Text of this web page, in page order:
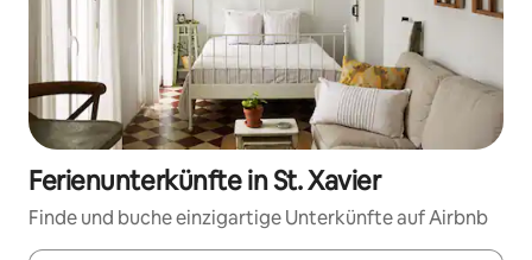
Ferienunterkünfte in St. Xavier
Finde und buche einzigartige Unterkünfte auf Airbnb